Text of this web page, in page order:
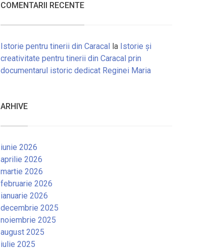
COMENTARII RECENTE
Istorie pentru tinerii din Caracal la Istorie și
creativitate pentru tinerii din Caracal prin
documentarul istoric dedicat Reginei Maria
ARHIVE
iunie 2026
aprilie 2026
martie 2026
februarie 2026
ianuarie 2026
decembrie 2025
noiembrie 2025
august 2025
iulie 2025